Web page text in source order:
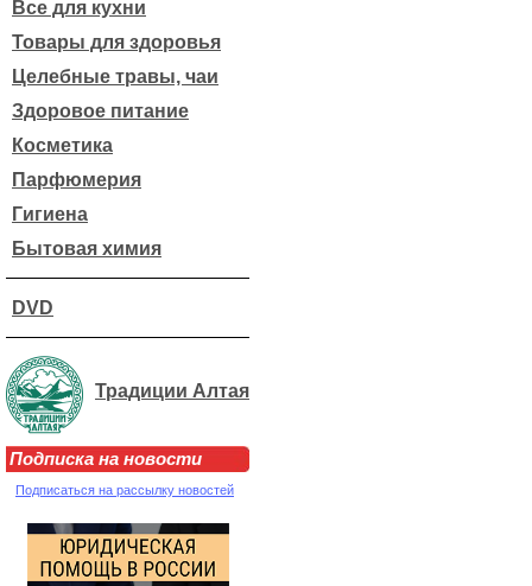
Все для кухни
Товары для здоровья
Целебные травы, чаи
Здоровое питание
Косметика
Парфюмерия
Гигиена
Бытовая химия
DVD
Традиции Алтая
Подписка на новости
Подписаться на рассылку новостей